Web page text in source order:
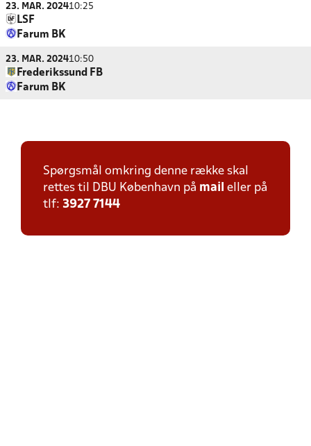
23. MAR. 202410:25
LSF
Farum BK
23. MAR. 202410:50
Frederikssund FB
Farum BK
Spørgsmål omkring denne række skal
rettes til DBU København på mail eller på
tlf: 3927 7144